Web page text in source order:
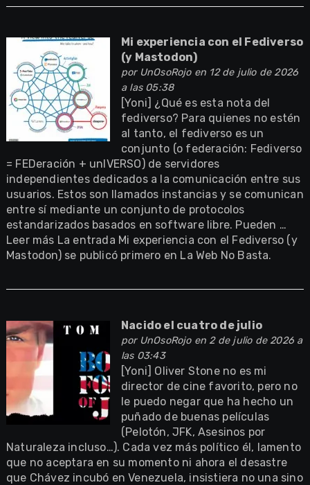
Mi experiencia con el Fediverso
(y Mastodon)
por UnOsoRojoen 12 de julio de 2026
a las 05:38
[Yoni] ¿Qué es esta nota del
fediverso? Para quienes no estén
al tanto, el fediverso es un
conjunto (o federación: Fediverso
= FEDeración + unIVERSO) de servidores
independientes dedicados a la comunicación entre sus
usuarios. Estos son llamados instancias y se comunican
entre sí mediante un conjunto de protocolos
estandarizados basados en software libre. Pueden …
Leer más La entrada Mi experiencia con el Fediverso (y
Mastodon) se publicó primero en La Web No Basta.
Nacido el cuatro de julio
por UnOsoRojoen 2 de julio de 2026 a
las 03:43
[Yoni] Oliver Stone no es mi
director de cine favorito, pero no
le puedo negar que ha hecho un
puñado de buenas películas
(Pelotón, JFK, Asesinos por
Naturaleza incluso…). Cada vez más político él, lamento
que no aceptara en su momento ni ahora el desastre
que Chávez incubó en Venezuela, insistiera no una sino